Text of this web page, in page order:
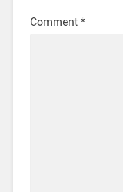
Comment *